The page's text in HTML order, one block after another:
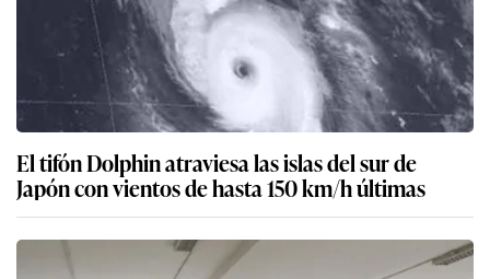
El tifón Dolphin atraviesa las islas del sur de
Japón con vientos de hasta 150 km/h últimas